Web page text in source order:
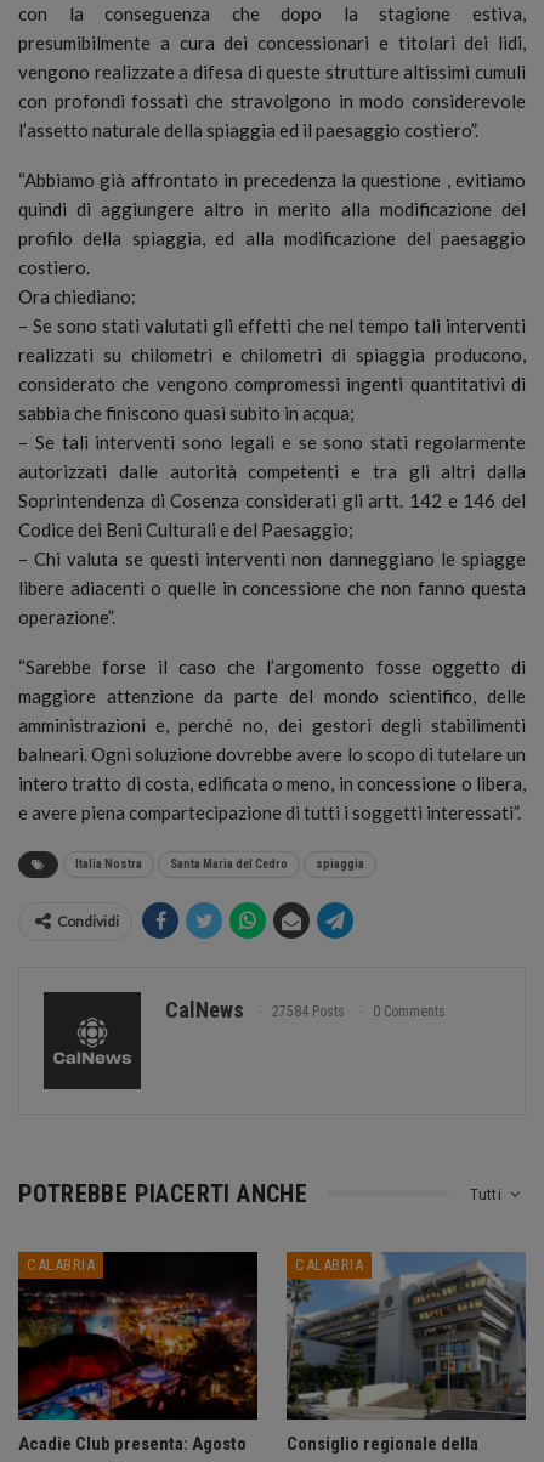
con la conseguenza che dopo la stagione estiva,
presumibilmente a cura dei concessionari e titolari dei lidi,
vengono realizzate a difesa di queste strutture altissimi cumuli
con profondi fossati che stravolgono in modo considerevole
l’assetto naturale della spiaggia ed il paesaggio costiero”.
“Abbiamo già affrontato in precedenza la questione , evitiamo
quindi di aggiungere altro in merito alla modificazione del
profilo della spiaggia, ed alla modificazione del paesaggio
costiero.
Ora chiediano:
– Se sono stati valutati gli effetti che nel tempo tali interventi
realizzati su chilometri e chilometri di spiaggia producono,
considerato che vengono compromessi ingenti quantitativi di
sabbia che finiscono quasi subito in acqua;
– Se tali interventi sono legali e se sono stati regolarmente
autorizzati dalle autorità competenti e tra gli altri dalla
Soprintendenza di Cosenza considerati gli artt. 142 e 146 del
Codice dei Beni Culturali e del Paesaggio;
– Chi valuta se questi interventi non danneggiano le spiagge
libere adiacenti o quelle in concessione che non fanno questa
operazione”.
“Sarebbe forse il caso che l’argomento fosse oggetto di
maggiore attenzione da parte del mondo scientifico, delle
amministrazioni e, perché no, dei gestori degli stabilimenti
balneari. Ogni soluzione dovrebbe avere lo scopo di tutelare un
intero tratto di costa, edificata o meno, in concessione o libera,
e avere piena compartecipazione di tutti i soggetti interessati”.
Italia Nostra Santa Maria del Cedro spiaggia
Condividi
CalNews 27584 Posts 0 Comments
Tutti
POTREBBE PIACERTI ANCHE
CALABRIA
Acadie Club presenta: Agosto
CALABRIA
Consiglio regionale della